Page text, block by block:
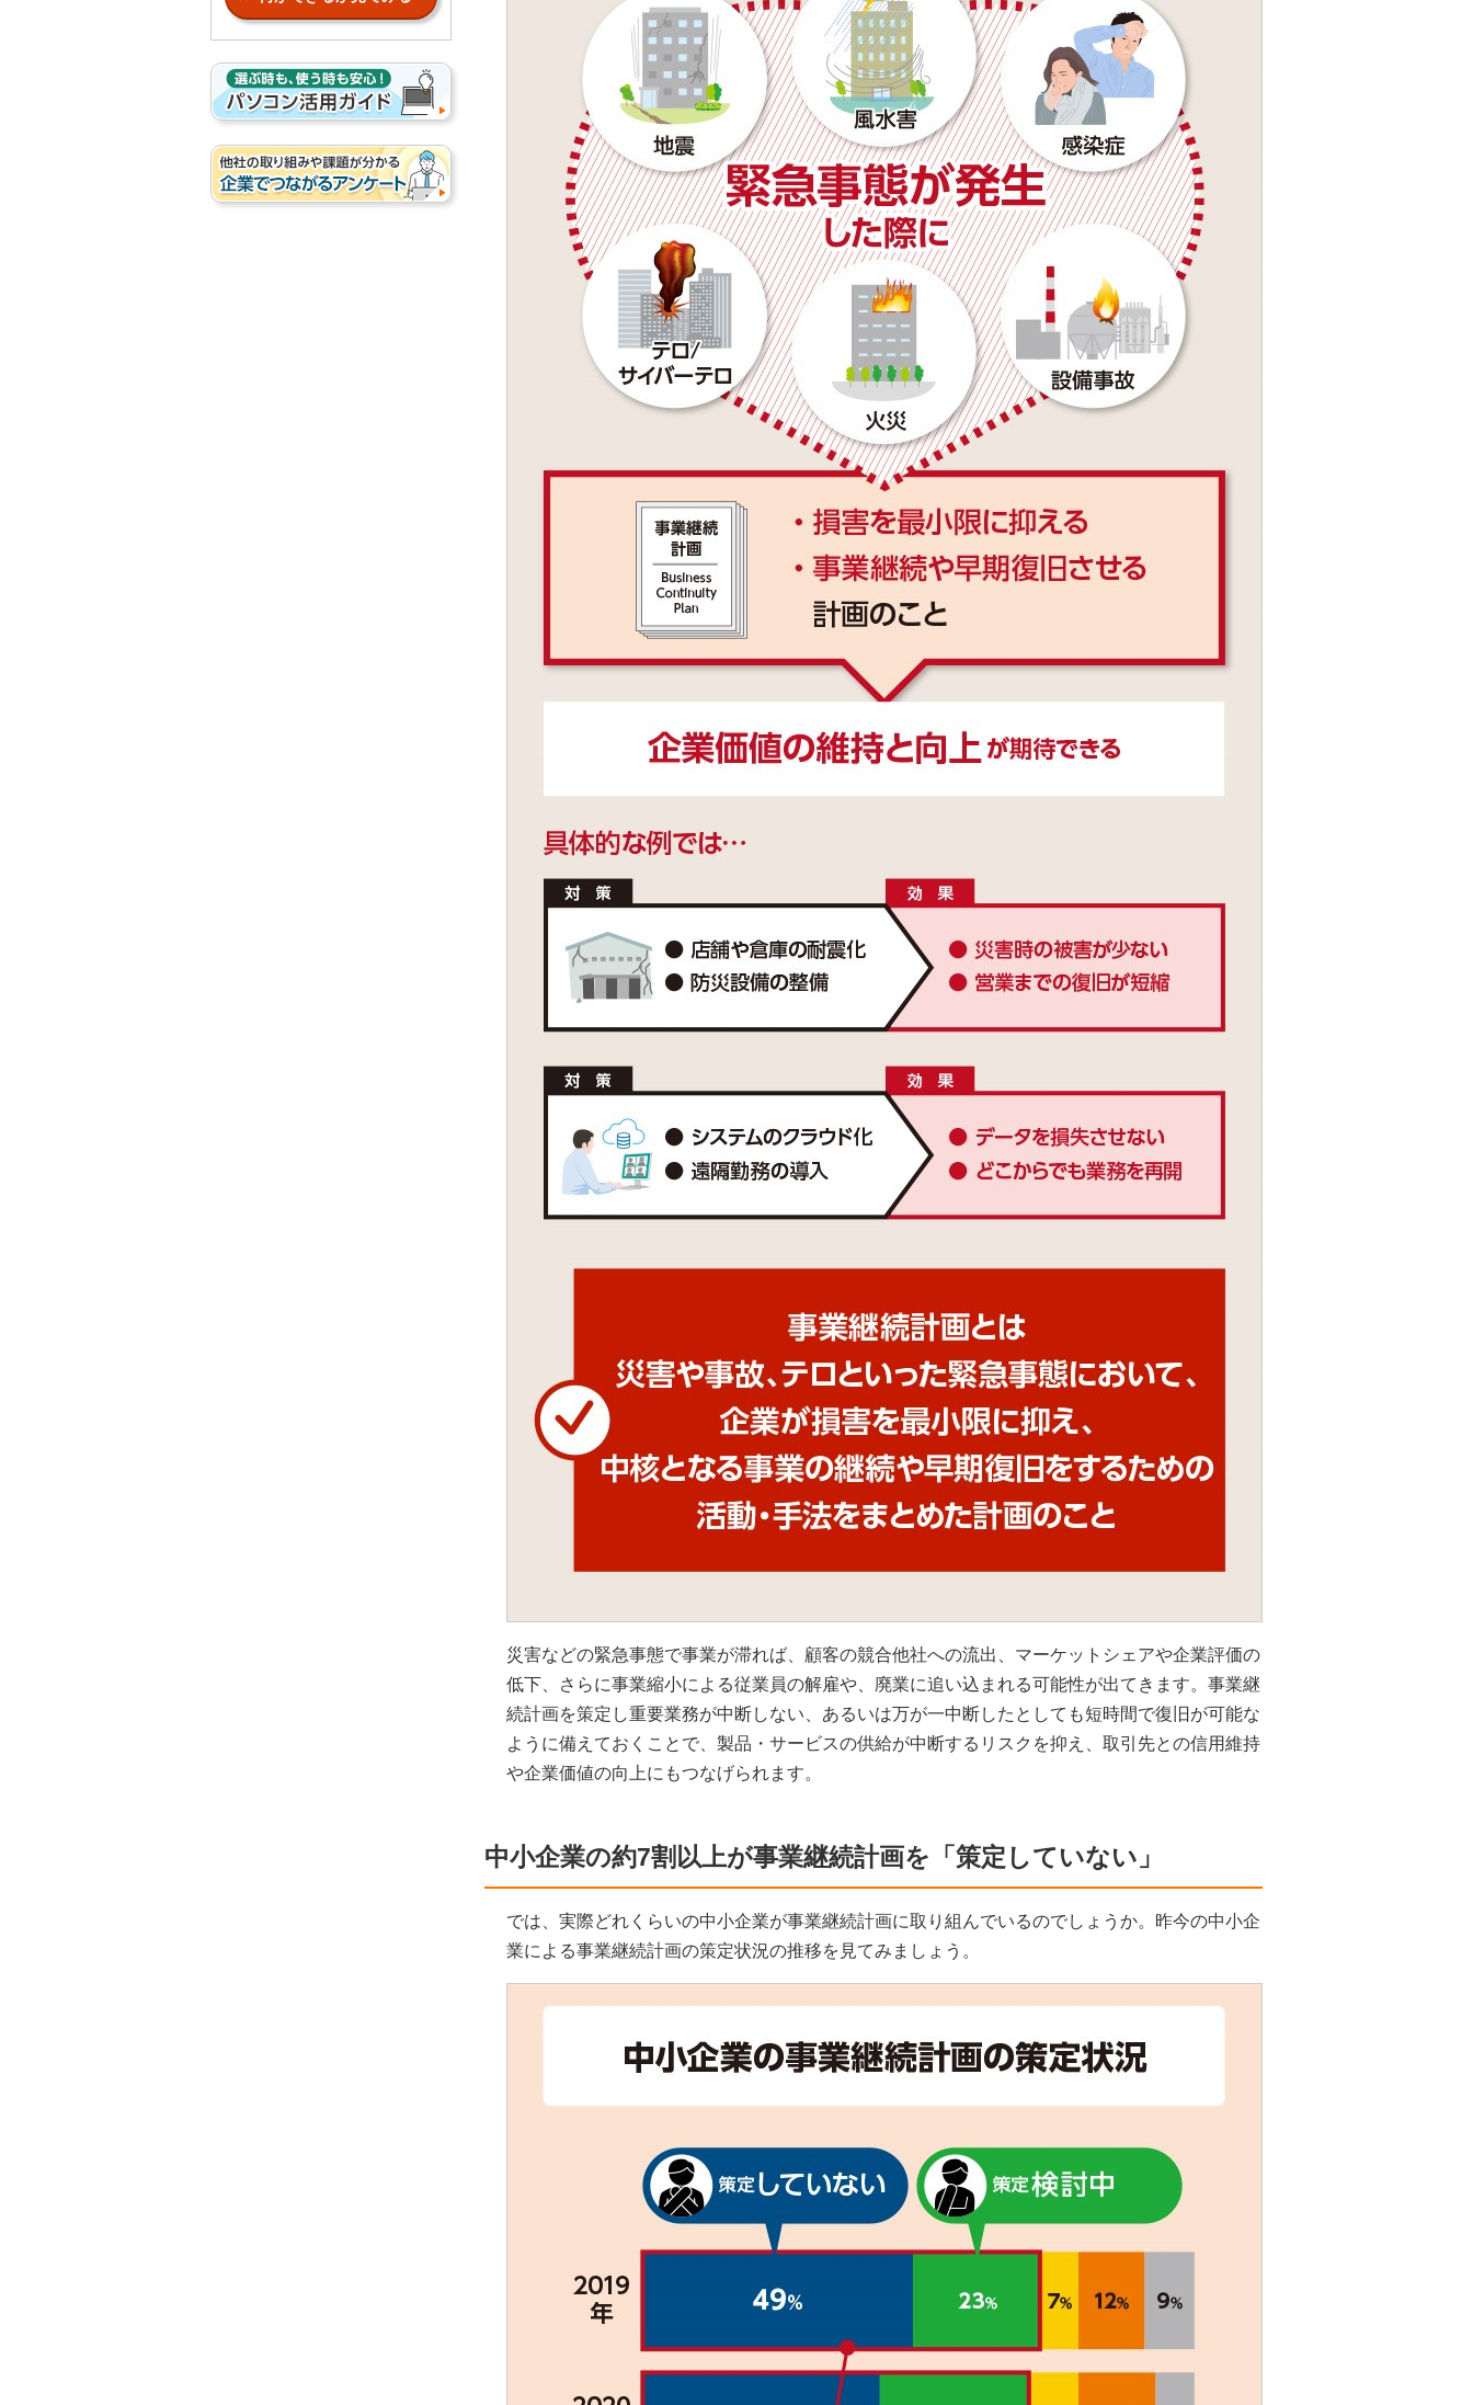
災害などの緊急事態で事業が滞れば、顧客の競合他社への流出、マーケットシェアや企業評価の
低下、さらに事業縮小による従業員の解雇や、廃業に追い込まれる可能性が出てきます。事業継
続計画を策定し重要業務が中断しない、あるいは万が一中断したとしても短時間で復旧が可能な
ように備えておくことで、製品・サービスの供給が中断するリスクを抑え、取引先との信用維持
や企業価値の向上にもつなげられます。
中小企業の約7割以上が事業継続計画を「策定していない」
では、実際どれくらいの中小企業が事業継続計画に取り組んでいるのでしょうか。昨今の中小企
業による事業継続計画の策定状況の推移を見てみましょう。